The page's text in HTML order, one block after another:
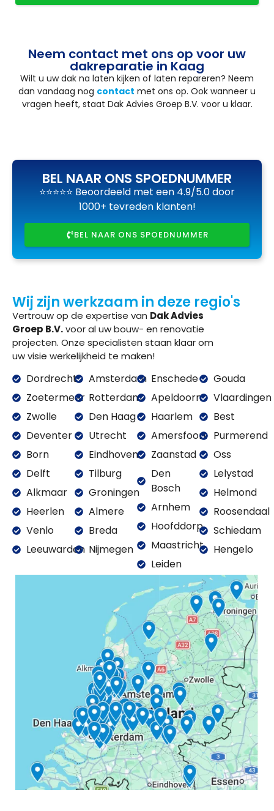
Neem contact met ons op voor uw
dakreparatie in Kaag
Wilt u uw dak na laten kijken of laten repareren? Neem
dan vandaag nog contact met ons op. Ook wanneer u
vragen heeft, staat Dak Advies Groep B.V. voor u klaar.
BEL NAAR ONS SPOEDNUMMER
⭐⭐⭐⭐⭐ Beoordeeld met een 4.9/5.0 door
1000+ tevreden klanten!
BEL NAAR ONS SPOEDNUMMER
Wij zijn werkzaam in deze regio's
Vertrouw op de expertise van Dak Advies
Groep B.V.voor al uw bouw- en renovatie
projecten. Onze specialisten staan klaar om
uw visie werkelijkheid te maken!
Dordrecht
Zoetermeer
Zwolle
Deventer
Born
Delft
Alkmaar
Heerlen
Venlo
Leeuwarden
Amsterdam
Rotterdam
Den Haag
Utrecht
Eindhoven
Tilburg
Groningen
Almere
Breda
Nijmegen
Enschede
Apeldoorn
Haarlem
Amersfoort
Zaanstad
Den
Bosch
Arnhem
Hoofddorp
Maastricht
Leiden
Gouda
Vlaardingen
Best
Purmerend
Oss
Lelystad
Helmond
Roosendaal
Schiedam
Hengelo